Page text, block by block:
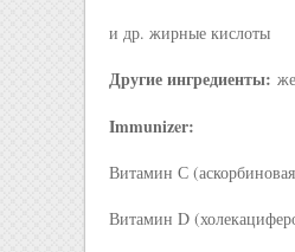
и др. жирные кислоты
Другие ингредиенты:
Immunizer:
Витамин С
Витамин D